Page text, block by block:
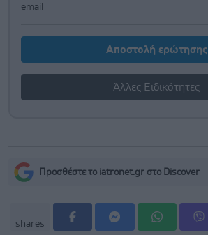
email
Αποστολή ερώτησης
Άλλες Ειδικότητες
Προσθέστε το iatronet.gr στο Discover
shares